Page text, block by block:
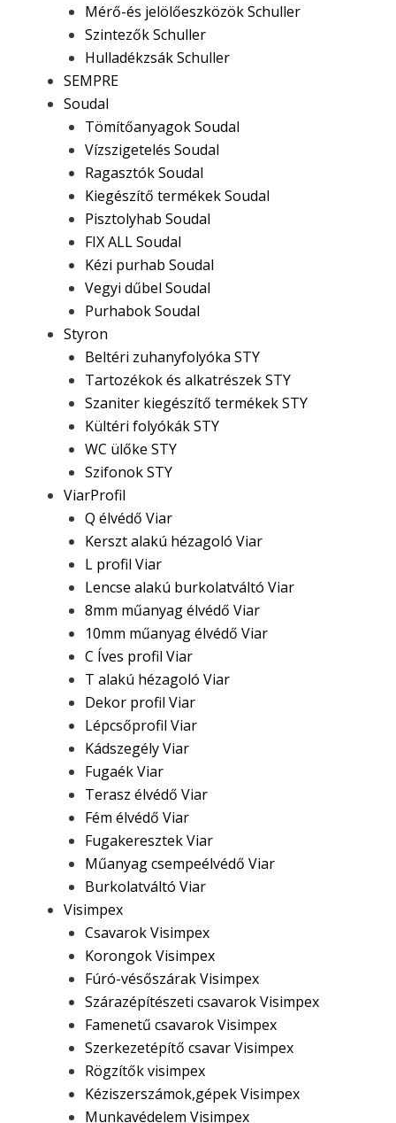
Mérő-és jelölőeszközök Schuller
Szintezők Schuller
Hulladékzsák Schuller
SEMPRE
Soudal
Tömítőanyagok Soudal
Vízszigetelés Soudal
Ragasztók Soudal
Kiegészítő termékek Soudal
Pisztolyhab Soudal
FIX ALL Soudal
Kézi purhab Soudal
Vegyi dűbel Soudal
Purhabok Soudal
Styron
Beltéri zuhanyfolyóka STY
Tartozékok és alkatrészek STY
Szaniter kiegészítő termékek STY
Kültéri folyókák STY
WC ülőke STY
Szifonok STY
ViarProfil
Q élvédő Viar
Kerszt alakú hézagoló Viar
L profil Viar
Lencse alakú burkolatváltó Viar
8mm műanyag élvédő Viar
10mm műanyag élvédő Viar
C Íves profil Viar
T alakú hézagoló Viar
Dekor profil Viar
Lépcsőprofil Viar
Kádszegély Viar
Fugaék Viar
Terasz élvédő Viar
Fém élvédő Viar
Fugakeresztek Viar
Műanyag csempeélvédő Viar
Burkolatváltó Viar
Visimpex
Csavarok Visimpex
Korongok Visimpex
Fúró-vésőszárak Visimpex
Szárazépítészeti csavarok Visimpex
Famenetű csavarok Visimpex
Szerkezetépítő csavar Visimpex
Rögzítők visimpex
Kéziszerszámok,gépek Visimpex
Munkavédelem Visimpex